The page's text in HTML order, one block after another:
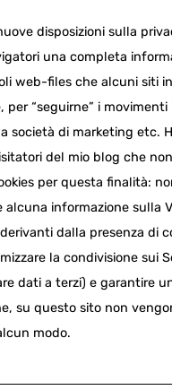
disposizioni sulla
una completa
web-files che alcuni siti
per “seguirne” i
società di marketing etc.
del mio blog che
per questa finalità:
informazione sulla
dalla presenza di
la condivisione sui
dati a terzi) e garantire
su questo sito non
modo.